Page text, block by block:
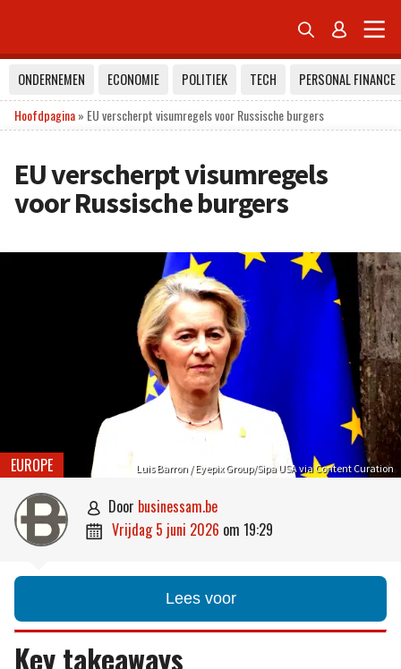
 
ONDERNEMEN ECONOMIE POLITIEK TECH
PERSONAL FINANCE
Hoofdpagina» EU verscherpt visumregels voor Russische burgers
EU verscherpt visumregels
voor Russische burgers
Luis Barron / Eyepix Group/Sipa USA via Content Curation
EUROPE
 door businessam.be
 vrijdag 5 juni 2026 om 19:29
Lees voor
Key takeaways